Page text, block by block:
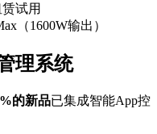
试用
（1600W输出）
理系统
的新品已集成智能App控